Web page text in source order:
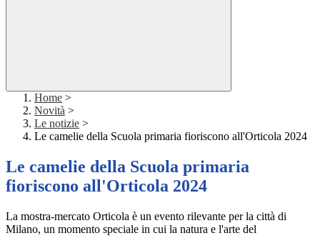
Home >
Novità >
Le notizie >
Le camelie della Scuola primaria fioriscono all'Orticola 2024
Le camelie della Scuola primaria
fioriscono all'Orticola 2024
La mostra-mercato Orticola è un evento rilevante per la città di
Milano, un momento speciale in cui la natura e l'arte del